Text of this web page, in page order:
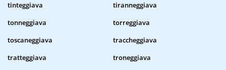
tinteggiava
tiranneggiava
tonneggiava
torreggiava
toscaneggiava
traccheggiava
tratteggiava
troneggiava